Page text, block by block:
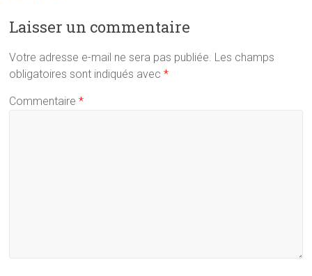
Laisser un commentaire
Votre adresse e-mail ne sera pas publiée. Les champs
obligatoires sont indiqués avec*
Commentaire*